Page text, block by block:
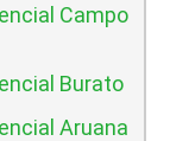
Campo
Burato
Aruana